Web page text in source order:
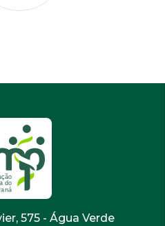
575 - Água Verde